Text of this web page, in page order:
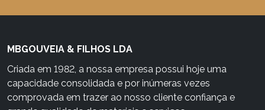
MBGOUVEIA & FILHOS LDA
Criada em 1982, a nossa empresa possui hoje uma
capacidade consolidada e por inúmeras vezes
comprovada em trazer ao nosso cliente confiança e